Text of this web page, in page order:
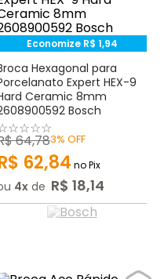
Economize R$ 1,94
Hexagonal para
Expert HEX-9
Ceramic 8mm
Bosch
☆☆☆☆
64,783% OFF
62,84 no Pix
4 de R$ 18,14